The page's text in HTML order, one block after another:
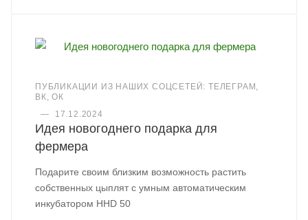
ПУБЛИКАЦИИ ИЗ НАШИХ СОЦСЕТЕЙ: ТЕЛЕГРАМ,
ВК, ОК
—
17.12.2024
Идея новогоднего подарка для
фермера
Подарите своим близким возможность растить
собственных цыплят с умным автоматическим
инкубатором HHD 50